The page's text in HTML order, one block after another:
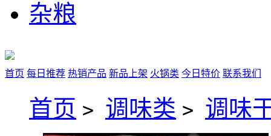
杂粮
首页 每日推荐 热销产品 新品上架 火锅类 今日特价 联系我们
首页 > 调味类 > 调味